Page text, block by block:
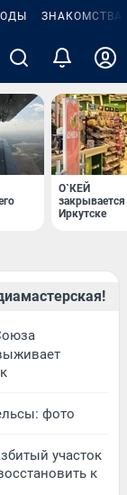
ЗНАКОМСТВА
О`КЕЙ
закрывается
Иркутске
фото
участок
к